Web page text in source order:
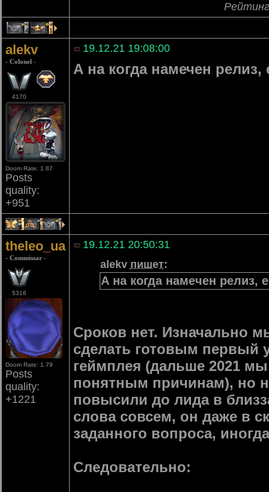
4 1
alekv
- Colonel -
4170
Doom Rate: 1.87
Posts
quality:
+951
19.12.21 19:08:00
А на когда намечен
1 3 1
theleo_ua
- Commissar -
5316
Doom Rate: 1.79
Posts
quality:
+1221
19.12.21 20:50:31
alekv пишет:
А на когда намечен релиз,
Сроков нет. Изначально
сделать готовым первый
геймплея (дальше 2021
понятным причинам), но
повысили до лида в
слова совсем, он даже в
заданного вопроса,
Следовательно: